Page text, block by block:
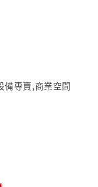
備專賣,商業空間